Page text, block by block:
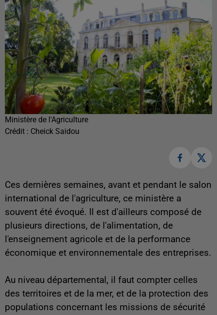
Ministère de l'Agriculture
Crédit : Cheick Saidou
Ces dernières semaines, avant et pendant le salon
international de l'agriculture, ce ministère a
souvent été évoqué. Il est d'ailleurs composé de
plusieurs directions, de l'alimentation, de
l'enseignement agricole et de la performance
économique et environnementale des entreprises.
Au niveau départemental, il faut compter celles
des territoires et de la mer, et de la protection des
populations concernant les missions de sécurité